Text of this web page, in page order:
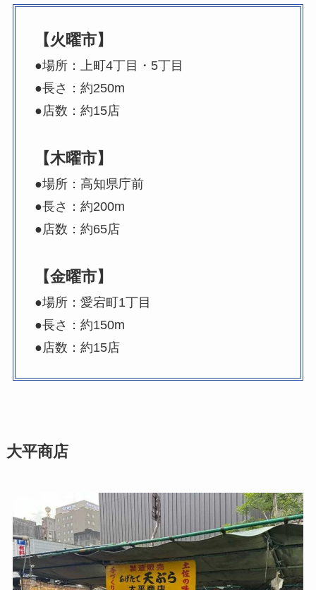
【火曜市】
●場所：上町4丁目・5丁目
●長さ：約250m
●店数：約15店
【木曜市】
●場所：高知県庁前
●長さ：約200m
●店数：約65店
【金曜市】
●場所：愛宕町1丁目
●長さ：約150m
●店数：約15店
大平商店